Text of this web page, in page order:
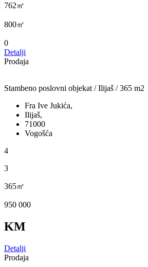
762㎡
800㎡
0
Detalji
Prodaja
Stambeno poslovni objekat / Ilijaš / 365 m2
Fra Ive Jukića,
Ilijaš,
71000
Vogošća
4
3
365㎡
950 000
KM
Detalji
Prodaja